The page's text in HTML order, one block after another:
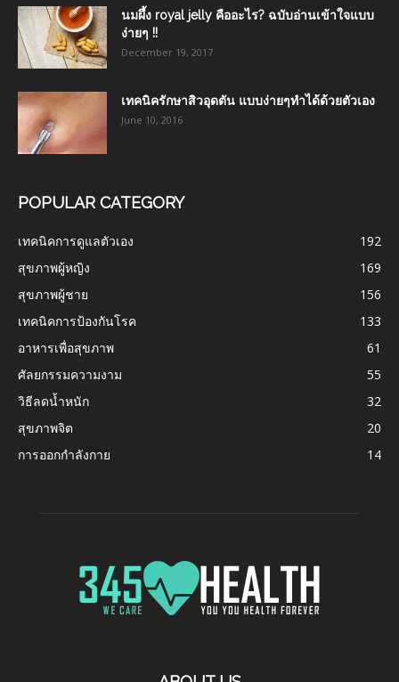
นมผึ้ง royal jelly คืออะไร? ฉบับอ่านเข้าใจแบบ
ง่ายๆ !!
December 19, 2017
เทคนิครักษาสิวอุดตัน แบบง่ายๆทำได้ด้วยตัวเอง
June 10, 2016
POPULAR CATEGORY
เทคนิคการดูแลตัวเอง
192
สุขภาพผู้หญิง
169
สุขภาพผู้ชาย
156
เทคนิคการป้องกันโรค
133
อาหารเพื่อสุขภาพ
61
ศัลยกรรมความงาม
55
วิธีลดน้ำหนัก
32
สุขภาพจิต
20
การออกกำลังกาย
14